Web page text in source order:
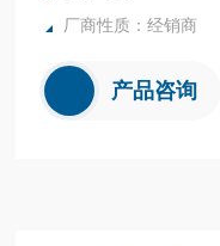
厂商性质：经销商
产品咨询